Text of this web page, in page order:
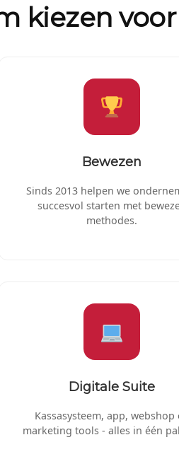
kiezen
Bewezen
Sinds 2013 helpen we
succesvol starten met
methodes.
Digitale Suite
Kassasysteem, app, webshop
marketing tools - alles in één